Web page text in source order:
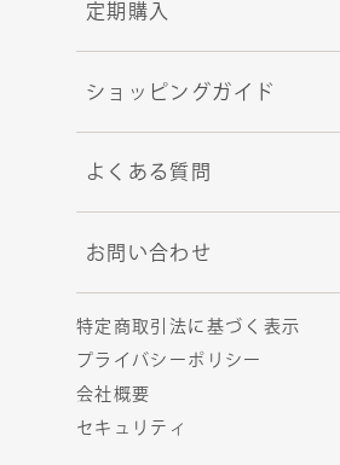
定期購入
ショッピングガイド
よくある質問
お問い合わせ
特定商取引法に基づく表示
プライバシーポリシー
会社概要
セキュリティ